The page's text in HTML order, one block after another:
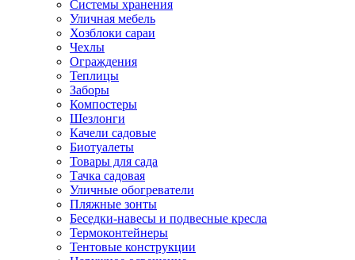
Системы хранения
Уличная мебель
Хозблоки сараи
Чехлы
Ограждения
Теплицы
Заборы
Компостеры
Шезлонги
Качели садовые
Биотуалеты
Товары для сада
Тачка садовая
Уличные обогреватели
Пляжные зонты
Беседки-навесы и подвесные кресла
Термоконтейнеры
Тентовые конструкции